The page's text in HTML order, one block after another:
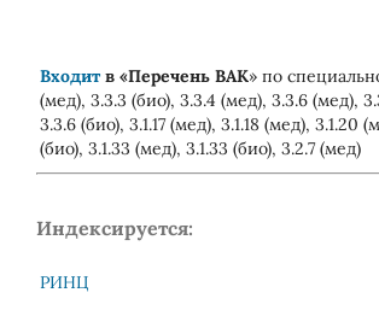
Входит в «Перечень ВАК» по
(мед), 3.3.3 (био), 3.3.4 (мед), 3.3.6 (мед),
3.3.6 (био), 3.1.17 (мед), 3.1.18 (мед), 3.1.20
(био), 3.1.33 (мед), 3.1.33 (био), 3.2.7 (мед)
Индексируется:
РИНЦ